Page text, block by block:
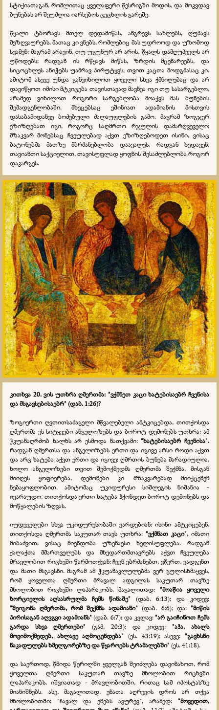
სტიქიათაგან, რომლითაც ყველაფერი წესრიგში მოდის, და მოკვდავ
ბუნებას არ შეუძლია იარსებოს ცეცხლის გარეშე.
წყალი ტბორავს მთელ დედამიწას, ანგრევს სახლებს, ღუპავს
მეზღვაურებს, მათაც კი ვნებს, რომლებიც მას უდროოდ და უზომოდ
სვამენ; მაგრამ არავინ, თუ უგუნურ არ არის, წყალს დამღუპველს არ
უწოდებს; რადგან ის რწყავს მიწას, ზრდის მცენარეებს, და
სიცოცხლეს ანიჭებს უამრავ პირუტყვს, თვით კაცთა მოდგმასაც კი.
ამიტომ ასევე უნდა განვიხილოთ ყოველი სხვა ქმნილებაც და არ
დავიწყოთ იმისი მტკიცება თავისთავად მავნეა იგი თუ სასარგებლო,
არამედ ვიხილოთ როგორი სარგებლობა მოაქვს მას ბუნების
შემადგენლობაში. მხეცებსაც ეშინიათ ადამიანის მისთვის
დასაბამიდანვე ბოძებული ძალაუფლების გამო, მაგრამ ზოგჯერ
ეზიზღებათ იგი, როგორც საღმრთო რჯულის დამარღვეველი;
მზაკვარ მონებსაც ჩვეულებად აქვთ ეზიზღებოდეთ ისინი, ვისაც
ბატონებმა მათზე მბრძანებლობა დაავალეს, რადგან ხედავენ,
თავიანთი საქციელით, თავისუფლად ყოფნის შესაძლებლობა როგორ
დაკარგეს.
კითხვა 20. ვის უთხრა ღმერთმა: "ვქმნეთ კაცი ხატებისაებრ ჩვენისა
და მსგავსებისაებრ" (დაბ. 1:26)?
ზოგიერთი ღვთითსაძაგელი მწვალებელი ამტკიცებდა, თითქოსდა
ღმერთმა ეს სიტყვები ანგელოზებს და ბოროტ დემონებს უთხრა; ამ
ჭკუანაღრძობ ხალხს არ ესმოდა ნათქვამი: "ხატებისაებრ ჩვენისა".
რადგან ღმერთსა და ანგელოზებს ერთი და იგივე არსი როდი აქვთ
და არც ხატება აქვთ ერთი და იგივე: ღმრთის ბუნება მარადიულია,
ხოლო ანგელოზები თვით შემოქმედმა ღმერთმა შექმნა, მისგან
მიიღეს ყოფიერება, დემონები კი მზაკვარებად მიიქცენენ
ნებაყოფლობით. ამიტომაც უკიდურესი სიშლეგის ნიშანია -
ივარაუდო, თითქოსდა ერთი ხატება ჰქონდეთ ბოროტ დემონებს და
მოწყალების ზღვას.
იუდეველები სხვა უკიდურესობაში ვარდებიან: ისინი ამტკიცებენ,
თითქოსდა ღმერთმა საკუთარ თავს უთხრა: "ვქმნათ კაცი", იმათი
მიბაძვით, ვისაც მიენდობა უზენაესი ხელისუფლება. რადგან
ქალაქთა მმართველებს და მხედართმთავრებს აქვთ ჩვეულება
მრავლობით რიცხვში წარმოთქვან: ჩვენ ვბრძანებთ, ვწერთ, ვადგენთ
და მათი მსგავსნი. მაგრამ ამ ჭკუანაკლულებმა ვერ გულისხმაყვეს,
რომ ყოველთა ღმერთი მრავალ ადგილას საკუთარ თავზე
მხოლობით რიცხვში ლაპარაკობს, მაგალითად: "მოაწია ყოველი
ხორციელის აღსასრულმა ჩემს წინაშე" (დაბ. 6:13); და კიდევ:
"შეიგონა ღმერთმა, რომ შექმნა ადამიანი" (დაბ. 6:6); და: "მიწის
პირისაგან აღვგვი ადამიანს" (დაბ. 6:7); და კვლავ: "არ გაიჩინოთ ჩემს
გარდა სხვა ღმერთები" (გამ. 20:3); და კიდევ: "აჰა, ახალს
მოვიმოქმედებ, ახლავე აღმოცენდება" (ეს. 43:19); ასევე: "გავხსნი
ნაკადულებს ხმელგორებზე და წყაროებს ტრამალებში" (ეს. 41:18).
და საერთოდ, წმიდა წერილში ყველგან შეიძლება დავინახოთ, რომ
ყოველთა ღმერთი საკუთარ თავზე მხოლობით რიცხვში
ლაპარაკობს, იშვიათად - მრავლობითში, რითაც სამ იპოსტასზე
მიანიშნებს. ასე, მაგალითად, ენათა აღრევის დროს არ თქვა
მხოლობითში: "ჩავალ და ენებს ავურევ", არამედ: "მოვედით,